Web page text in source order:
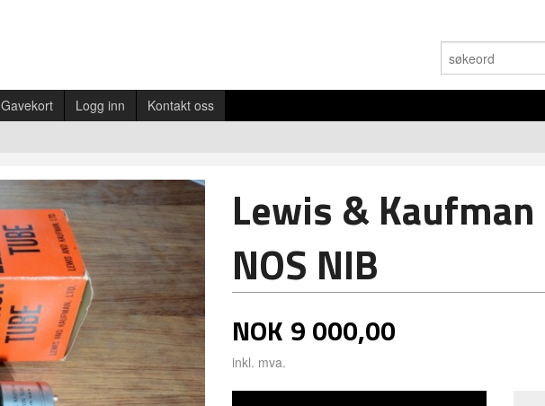
Gavekort Logg inn Kontakt oss
Lewis & Kaufman
NOS NIB
NOK 9 000,00
inkl. mva.